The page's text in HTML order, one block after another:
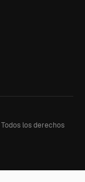
Todos los derechos